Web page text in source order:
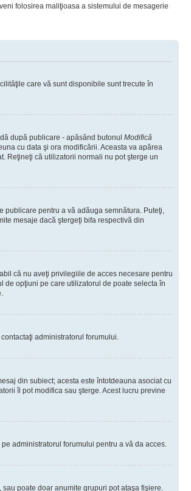
folosirea maliţioasa a sistemului de mesagerie
care vă sunt disponibile sunt trecute în
după publicare - apăsând butonul Modifică
cu data şi ora modificării. Aceasta va apărea
Reţineţi că utilizatorii normali nu pot şterge un
publicare pentru a vă adăuga semnătura. Puteţi,
mesaje dacă ştergeţi bifa respectivă din
că nu aveţi privilegiile de acces necesare pentru
de opţiuni pe care utilizatorul de poate selecta în
administratorul forumului.
din subiect; acesta este întotdeauna asociat cu
îl pot modifica sau şterge. Acest lucru previne
administratorul forumului pentru a vă da acces.
poate doar anumite grupuri pot ataşa fişiere.